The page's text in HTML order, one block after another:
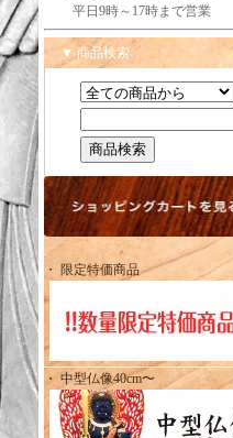
平日9時～17時まで営業
▼ 商品検索
・ 限定特価商品
・ 中型仏像40cm〜